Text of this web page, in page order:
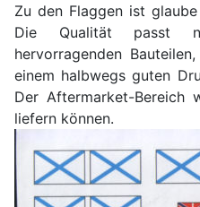
Zu den Flaggen ist
Die Qualität passt
hervorragenden
einem halbwegs guten
Der Aftermarket-Bereich
liefern können.